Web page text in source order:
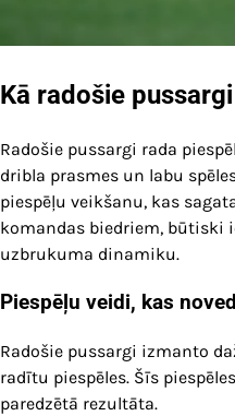
Kā radošie
Radošie pussargi rada
dribla prasmes un labu
piespēļu veikšanu, kas
komandas biedriem, būtiski
uzbrukuma dinamiku.
Piespēļu veidi, kas
Radošie pussargi izmanto
radītu piespēles. Šīs
paredzētā rezultāta.